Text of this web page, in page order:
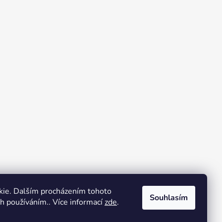
Dalším procházením tohoto
používáním.. Více informacízde. Souhlasím